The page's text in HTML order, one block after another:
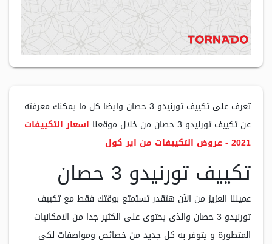
تعرف على تكييف تورنيدو 3 حصان وايضا كل ما يمكنك معرفته
عن تكييف تورنيدو 3 حصان من خلال موقعنا
اسعار التكييفات
2021 - عروض التكييفات من اير كول
تكييف تورنيدو 3 حصان
عميلنا العزيز من الآن هتقدر تستمتع بوقتك فقط مع تكييف
تورنيدو 3 حصان والذى يحتوى على الكثير جدا من الامكانيات
المتطورة و يتوفر به كل جديد من خصائص ومواصفات لكى